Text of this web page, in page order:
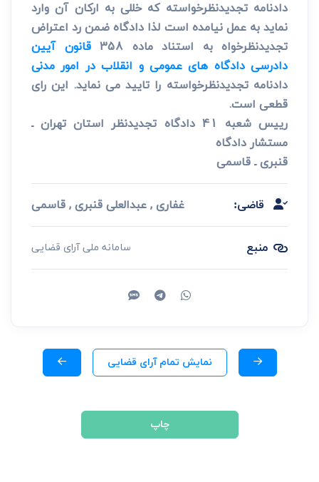
دادنامه تجدیدنظرخواسته که خللی به ارکان آن وارد
نماید به عمل نیامده است لذا دادگاه ضمن رد اعتراض
تجدیدنظرخواه به استناد ماده 358
قانون آیین
دادرسی دادگاه های عمومی و انقلاب در امور مدنی
دادنامه تجدیدنظرخواسته را تایید می نماید. این رای
قطعی است.
رییس شعبه 41 دادگاه تجدیدنظر استان تهران ـ
مستشار دادگاه
قنبری ـ قاسمی
قاضی: غفاری , عبدالعلی قنبری , قاسمی
منبع سامانه ملی آرای قضایی
نمایش تمام آرای قضایی
چاپ